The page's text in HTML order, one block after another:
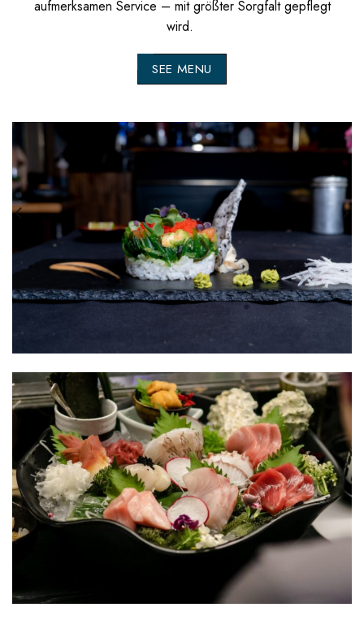
aufmerksamen Service – mit größter Sorgfalt gepflegt
wird.
SEE MENU